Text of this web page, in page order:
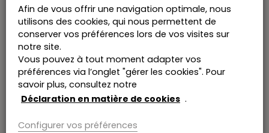
over juridisch denken. Zijn doctoraat over dit
thema ontving internationale erkenning (On the
resolution of conflict, Duncker & Humblot, Berlin,
2000).
Professor Fleerackers is voltijds verbonden aan
de faculteit Rechtsgeleerdheid van de KU
Leuven, vakgebied rechtstheorie. Tevens doceert
hij internationaal en hield hij visiting positions aan
Cambridge. Aan de KU Leuven doceert hij
Afin de vous offrir une navigation optimale, nous
utilisons des cookies, qui nous permettent de
conserver vos préférences lors de vos visites sur
notre site.
Vous pouvez à tout moment adapter vos
préférences via l’onglet "gérer les cookies". Pour
savoir plus, consultez notre
Déclaration en matière de cookies .
Configurer vos préférences